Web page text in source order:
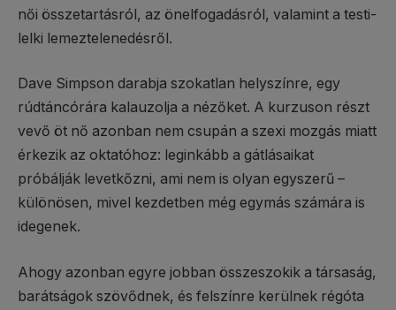
női összetartásról, az önelfogadásról, valamint a testi-
lelki lemeztelenedésről.
Dave Simpson darabja szokatlan helyszínre, egy
rúdtáncórára kalauzolja a nézőket. A kurzuson részt
vevő öt nő azonban nem csupán a szexi mozgás miatt
érkezik az oktatóhoz: leginkább a gátlásaikat
próbálják levetkőzni, ami nem is olyan egyszerű –
különösen, mivel kezdetben még egymás számára is
idegenek.
Ahogy azonban egyre jobban összeszokik a társaság,
barátságok szövődnek, és felszínre kerülnek régóta